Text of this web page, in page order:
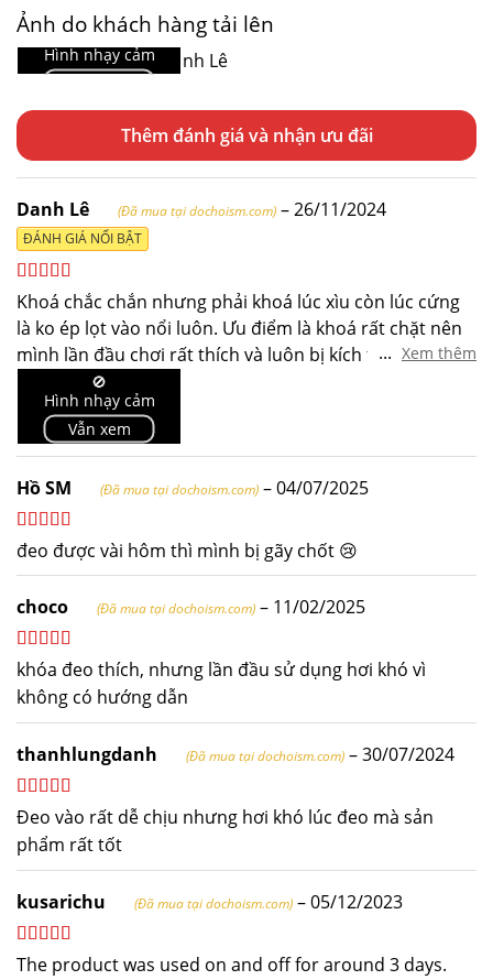
Ảnh do khách hàng tải lên
🚫
Hình nhạy cảm
Thêm đánh giá
Danh Lê (Đã mua tại dochoism.com) –26/11/2024
ĐÁNH GIÁ NỔI BẬT
Được xếp
hạng5 5 sao
Khoá chắc chắn nhưng phải khoá lúc xìu còn lúc cứng
là ko ép lọt vào nổi luôn. Ưu điểm là khoá rất chặt nên
mình lần đầu chơi rất thích và luôn bị kích thích khi bị
khoá. Nhược điểm nhẹ là hơi lồi khi mặc quần và tiếng
ổ khoá, nhớ mặc sịp trước khi đi để ko bị người khác
biết đang đeo khoá
... Xem thêm
🚫
Hình nhạy cảm
Vẫn xem
Hồ SM (Đã mua tại dochoism.com) –04/07/2025
Được xếp
hạng 45
sao
đeo được vài hôm thì mình bị gãy chốt 😢
choco (Đã mua tại dochoism.com) – 11/02/2025
Được xếp
khóa đeo thích, nhưng lần đầu sử dụng hơi khó vì
không có hướng dẫn
thanhlungdanh (Đã mua tại dochoism.com) –30/07/2024
Được xếp
hạng 5 5 sao
Đeo vào rất dễ chịu nhưng hơi khó lúc đeo mà sản
phẩm rất tốt
kusarichu (Đã mua tại dochoism.com) –05/12/2023
Được xếp
The product was used on and off for around 3 days.